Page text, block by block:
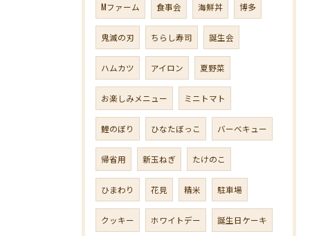
Mファーム 食事会 海鮮丼 博多
鬼滅の刃 ちらし寿司 誕生会
ハムカツ アイロン 夏野菜
お楽しみメニュー ミニトマト
鯉のぼり ひなたぼっこ バーベキュー
帰省用 新玉ねぎ たけのこ
ひまわり 花見 精米 駐車場
クッキー ホワイトデー 誕生日ケーキ